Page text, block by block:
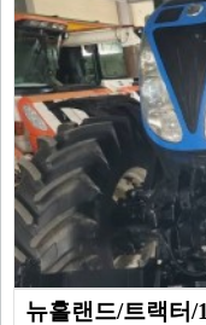
뉴홀랜드/트랙터/